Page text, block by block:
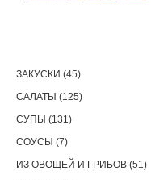
ЗАКУСКИ (45)
САЛАТЫ (125)
СУПЫ (131)
СОУСЫ (7)
ИЗ ОВОЩЕЙ И ГРИБОВ (51)